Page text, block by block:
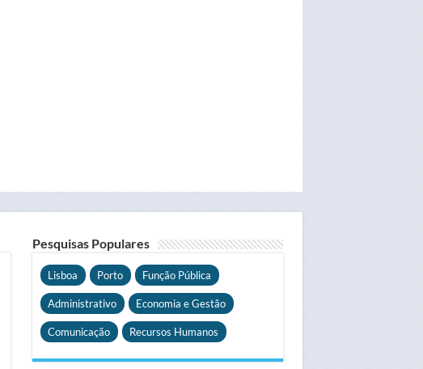
Pesquisas Populares
Lisboa Porto Função Pública
Administrativo Economia e Gestão
Comunicação Recursos Humanos